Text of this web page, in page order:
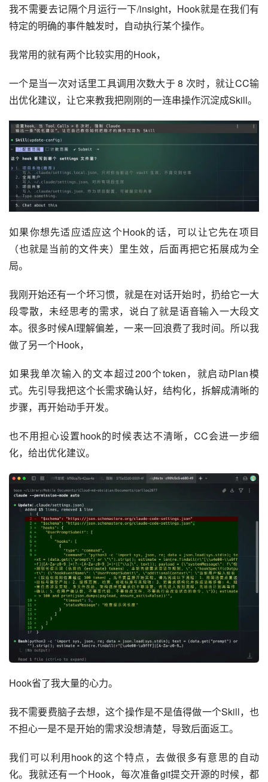
我不需要去记隔个月运行一下/insight，Hook就是在我们有
特定的明确的事件触发时，自动执行某个操作。
我常用的就有两个比较实用的Hook，
一个是当一次对话里工具调用次数大于 8 次时，就让CC输
出优化建议，让它来教我把刚刚的一连串操作沉淀成Skill。
如果你想先适应适应这个Hook的话，可以让它先在项目
（也就是当前的文件夹）里生效，后面再把它拓展成为全
局。
我刚开始还有一个坏习惯，就是在对话开始时，扔给它一大
段零散，未经思考的需求，说白了就是语音输入一大段文
本。很多时候AI理解偏差，一来一回浪费了我时间。所以我
做了另一个Hook，
如果我单次输入的文本超过200个token，就启动Plan模
式。先引导我把这个长需求确认好，结构化，拆解成清晰的
步骤，再开始动手开发。
也不用担心设置hook的时候表达不清晰，CC会进一步细
化，给出优化建议。
Hook省了我大量的心力。
我不需要费脑子去想，这个操作是不是值得做一个Skill，也
不担心一是不是开始的需求没想清楚，导致后面返工。
我们可以利用hook的这个特点，去做很多有意思的自动
化。我就还有一个Hook，每次准备git提交开源的时候，都